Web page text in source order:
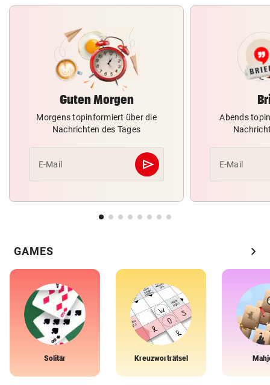
Guten Morgen
Morgens topinformiert über die
Nachrichten des Tages
E-Mail send
Abschicken
Abends
E-Mail
GAMES chevron_right
Solitär Kreuzworträtsel